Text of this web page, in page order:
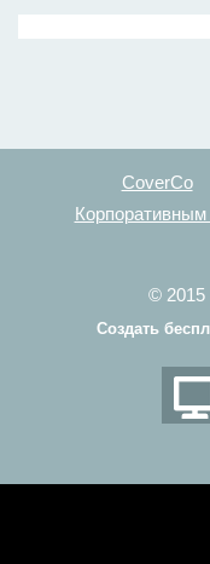
CoverCo
Корпоративным
© 2015
Создать